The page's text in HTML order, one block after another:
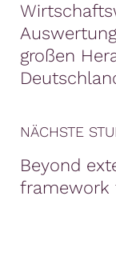
großen
NÄCHSTE
Beyond
framework